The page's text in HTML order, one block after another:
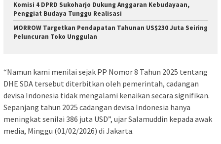
Komisi 4 DPRD Sukoharjo Dukung Anggaran Kebudayaan,
Penggiat Budaya Tunggu Realisasi
MORROW Targetkan Pendapatan Tahunan US$230 Juta Seiring
Peluncuran Toko Unggulan
“Namun kami menilai sejak PP Nomor 8 Tahun 2025 tentang
DHE SDA tersebut diterbitkan oleh pemerintah, cadangan
devisa Indonesia tidak mengalami kenaikan secara signifikan.
Sepanjang tahun 2025 cadangan devisa Indonesia hanya
meningkat senilai 386 juta USD”, ujar Salamuddin kepada awak
media, Minggu (01/02/2026) di Jakarta.